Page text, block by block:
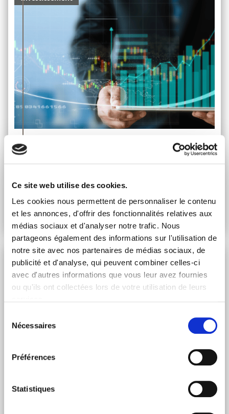
Ce site web utilise des cookies.
Les cookies nous permettent de personnaliser le contenu
et les annonces, d'offrir des fonctionnalités relatives aux
médias sociaux et d'analyser notre trafic. Nous
partageons également des informations sur l'utilisation de
notre site avec nos partenaires de médias sociaux, de
publicité et d'analyse, qui peuvent combiner celles-ci
avec d'autres informations que vous leur avez fournies
ou qu'ils ont collectées lors de votre utilisation de leurs
Nécessaires
Préférences
Statistiques
QUELLES SOLUTIONS POUR BATTRE L’INFLATION ?
GRESHAM Banque Privée vous présente ses solutions à
travers cette webconférence.
Lire l'article
Retraite